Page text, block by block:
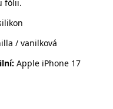
fólii.
/ vanilková
Apple iPhone 17